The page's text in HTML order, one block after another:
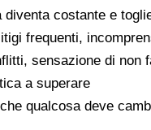
costante e
frequenti,
sensazione di non
a superare
qualcosa deve